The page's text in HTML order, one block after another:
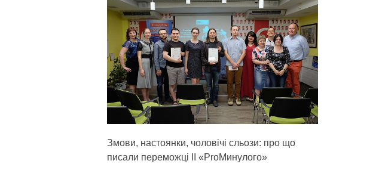
Змови, настоянки, чоловічі сльози: про що
писали переможці ІІ «ProМинулого»